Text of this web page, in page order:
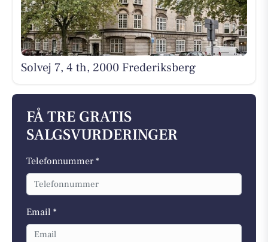
Solvej 7, 4 th, 2000 Frederiksberg
FÅ TRE GRATIS
SALGSVURDERINGER
Telefonnummer *
Email *